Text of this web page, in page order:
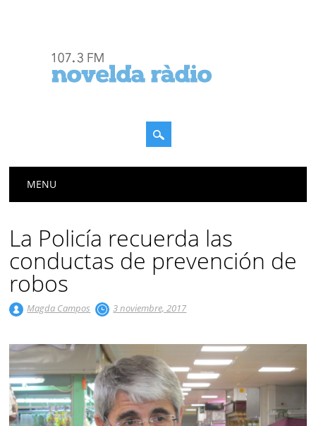
Menú principal
MENU
La Policía recuerda las
conductas de prevención de
robos
Magda Campos 3 noviembre, 2017